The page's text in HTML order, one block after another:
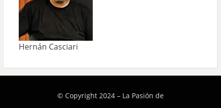
Hernán Casciari
© Copyright 2024 – La Pasión de